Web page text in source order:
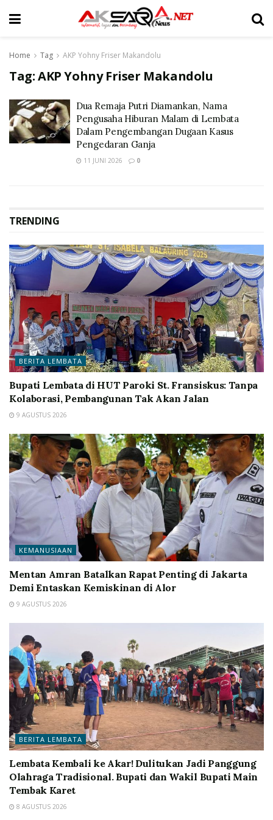
Home Tag AKP Yohny Friser Makandolu
Tag:AKP Yohny Friser Makandolu
Dua Remaja Putri Diamankan, Nama
Pengusaha Hiburan Malam di Lembata
Dalam Pengembangan Dugaan Kasus
Pengedaran Ganja
11 JUNI 2026 0
TRENDING
BERITA LEMBATA
Bupati Lembata di HUT Paroki St. Fransiskus: Tanpa
Kolaborasi, Pembangunan Tak Akan Jalan
9 AGUSTUS 2026
KEMANUSIAAN
Mentan Amran Batalkan Rapat Penting di Jakarta
Demi Entaskan Kemiskinan di Alor
9 AGUSTUS 2026
BERITA LEMBATA
Lembata Kembali ke Akar! Dulitukan Jadi Panggung
Olahraga Tradisional. Bupati dan Wakil Bupati Main
Tembak Karet
8 AGUSTUS 2026